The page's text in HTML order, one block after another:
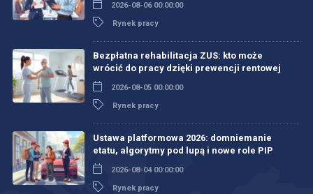
2026-08-06 00:00:00
Rynek pracy
Bezpłatna rehabilitacja ZUS: kto może
wrócić do pracy dzięki prewencji rentowej
2026-08-05 00:00:00
Rynek pracy
Ustawa platformowa 2026: domniemanie
etatu, algorytmy pod lupą i nowe role PIP
2026-08-04 00:00:00
Rynek pracy